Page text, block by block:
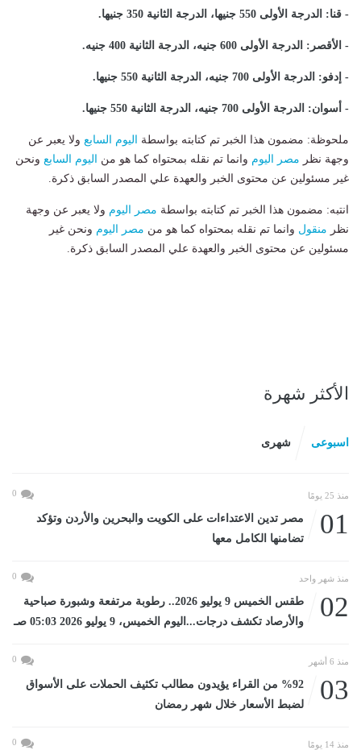
- قنا: الدرجة الأولى 550 جنيها، الدرجة الثانية 350 جنيها .
- الأقصر: الدرجة الأولى 600 جنيه، الدرجة الثانية 400 جنيه .
- إدفو: الدرجة الأولى 700 جنيه، الدرجة الثانية 550 جنيها .
- أسوان: الدرجة الأولى 700 جنيه، الدرجة الثانية 550 جنيها .
ملحوظة: مضمون هذا الخبر تم كتابته بواسطة اليوم السابع ولا يعبر عن
وجهة نظر مصر اليوم وانما تم نقله بمحتواه كما هو من اليوم السابع ونحن
غير مسئولين عن محتوى الخبر والعهدة علي المصدر السابق ذكرة.
انتبه: مضمون هذا الخبر تم كتابته بواسطة مصر اليوم ولا يعبر عن وجهة
نظر منقول وانما تم نقله بمحتواه كما هو من مصر اليوم ونحن غير
مسئولين عن محتوى الخبر والعهدة علي المصدر السابق ذكرة.
الأكثر شهرة
اسبوعى شهرى
منذ 25 يومًا 0
01
مصر تدين الاعتداءات على الكويت والبحرين والأردن وتؤكد
تضامنها الكامل معها
منذ شهر واحد 0
02
طقس الخميس 9 يوليو 2026.. رطوبة مرتفعة وشبورة صباحية
والأرصاد تكشف درجات...اليوم الخميس، 9 يوليو 2026 05:03 صـ
منذ 6 أشهر 0
03
%92 من القراء يؤيدون مطالب تكثيف الحملات على الأسواق
لضبط الأسعار خلال شهر رمضان
منذ 14 يومًا 0